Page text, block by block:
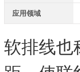
应用领域
软排线也